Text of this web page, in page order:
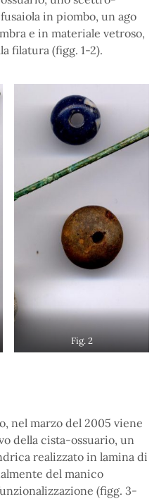
in piombo, un ago
e in materiale vetroso,
filatura (figg. 1-2).
Fig. 2
nel marzo del 2005 viene
della cista-ossuario, un
realizzato in lamina di
del manico
(figg. 3-